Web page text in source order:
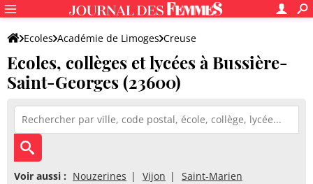
Ecoles Académie de Limoges Creuse
Ecoles, collèges et lycées à Bussière-
Saint-Georges (23600)
Voir aussi : Nouzerines Vijon Saint-Marien